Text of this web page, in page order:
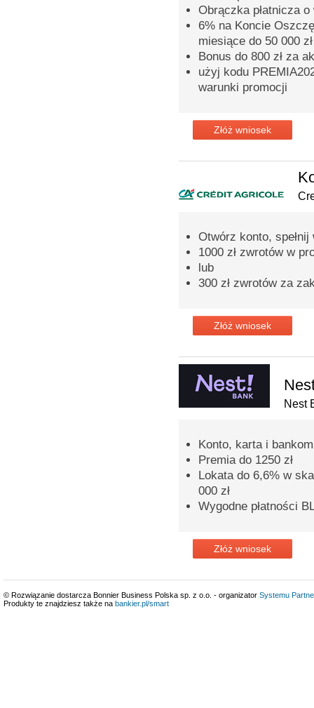
Obrączka płatnicza o
6% na Koncie
miesiące do 50 000 zł
Bonus do 800 zł za
użyj kodu
warunki promocji
Złóż wniosek
Otwórz konto,
1000 zł zwrotów w
lub
300 zł zwrotów za
Złóż wniosek
Nest
Konto, karta i
Premia do 1250 zł
Lokata do 6,6% w
000 zł
Wygodne płatności
Złóż wniosek
© Rozwiązanie dostarcza Bonnier Business Polska sp. z o.o. - organizator Systemu
Produkty te znajdziesz także na bankier.pl/smart